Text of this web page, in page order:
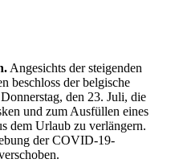
Angesichts der steigenden
beschloss der belgische
den 23. Juli, die
und zum Ausfüllen eines
dem Urlaub zu verlängern.
der COVID-19-